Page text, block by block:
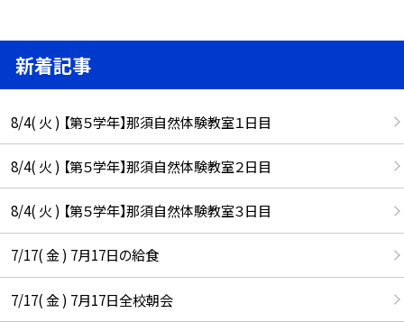
新着記事
8/4( 火 ) 【第５学年】那須自然体験教室１日目
8/4( 火 ) 【第５学年】那須自然体験教室２日目
8/4( 火 ) 【第５学年】那須自然体験教室３日目
7/17( 金 ) 7月17日の給食
7/17( 金 ) 7月17日全校朝会